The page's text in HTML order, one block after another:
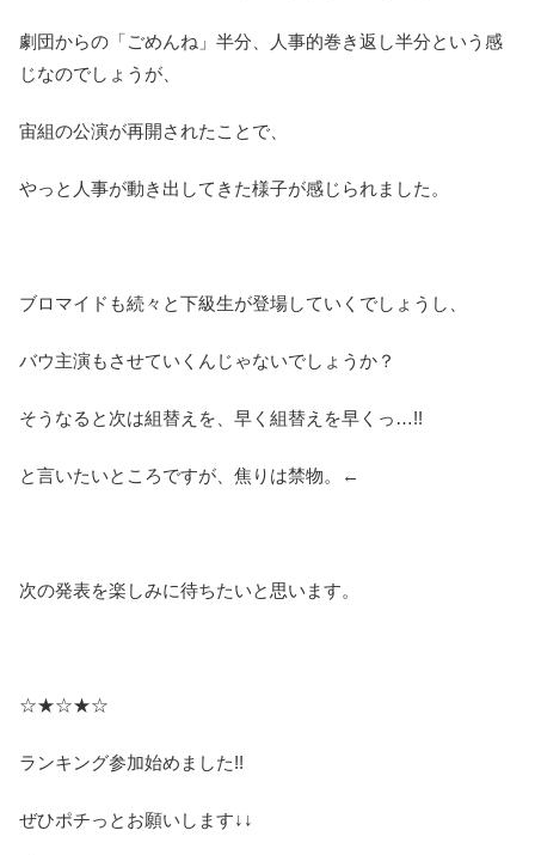
劇団からの「ごめんね」半分、人事的巻き返し半分という感
じなのでしょうが、
宙組の公演が再開されたことで、
やっと人事が動き出してきた様子が感じられました。
ブロマイドも続々と下級生が登場していくでしょうし、
バウ主演もさせていくんじゃないでしょうか？
そうなると次は組替えを、早く組替えを早くっ…!!
と言いたいところですが、焦りは禁物。←
次の発表を楽しみに待ちたいと思います。
☆★☆★☆
ランキング参加始めました!!
ぜひポチっとお願いします↓↓